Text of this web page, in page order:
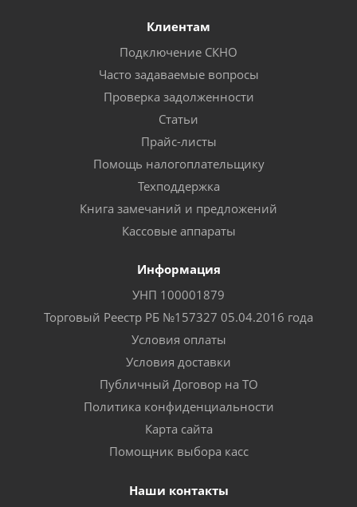
Клиентам
Подключение СКНО
Часто задаваемые вопросы
Проверка задолженности
Статьи
Прайс-листы
Помощь налогоплательщику
Техподдержка
Книга замечаний и предложений
Кассовые аппараты
Информация
УНП 100001879
Торговый Реестр РБ №157327 05.04.2016 года
Условия оплаты
Условия доставки
Публичный Договор на ТО
Политика конфиденциальности
Карта сайта
Помощник выбора касс
Наши контакты